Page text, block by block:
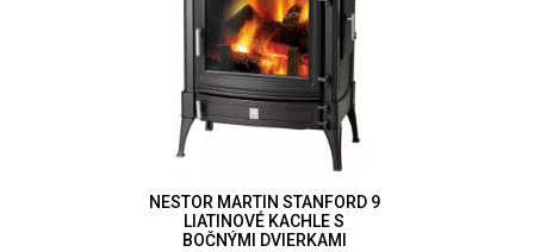
NESTOR MARTIN STANFORD 9
LIATINOVÉ KACHLE S
BOČNÝMI DVIERKAMI